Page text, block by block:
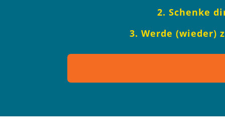
2. Schenke
3. Werde (wieder)